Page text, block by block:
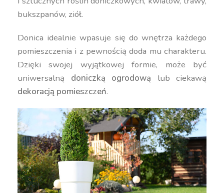
bukszpanów, ziół.
Donica idealnie wpasuje się do wnętrza każdego
pomieszczenia i z pewnością doda mu charakteru.
Dzięki swojej wyjątkowej formie, może być
uniwersalną doniczką ogrodową lub ciekawą
dekoracją pomieszczeń.